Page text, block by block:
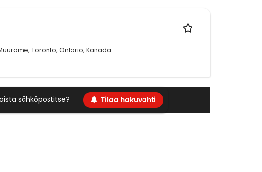
Toronto, Ontario, Kanada
sähköpostitse? Tilaa hakuvahti